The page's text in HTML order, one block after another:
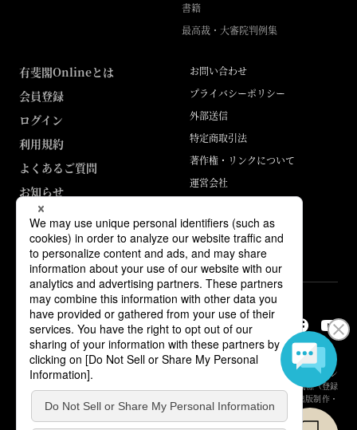
書籍
最高裁・大審院判例集
有斐閣Onlineとは
会員登録
ログイン
利用規約
よくあるご質問
お知らせ
お問い合わせ
プライバシーポリシー
外部送信
特定商取引法
著作権・リンクについて
運営会社
ABJマークは、この電子書店・電子書籍配信サービスが、著作権者からコン
テンツ使用許諾を得た正規版配信サービスであることを示す登録商標（登録
番号 第6091713号）です。詳しくは［ABJマーク］または［電子出版制作・
流通協議会］で検索してください。